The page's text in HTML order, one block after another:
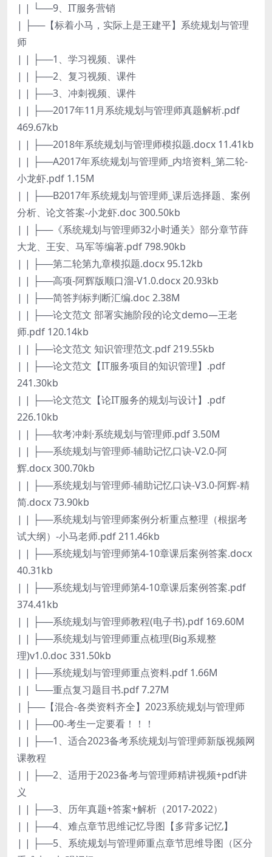
| | └──9、IT服务营销
| ├──【标着小马，实际上是王建平】系统规划与管理
师
| | ├──1、学习视频、课件
| | ├──2、复习视频、课件
| | ├──3、冲刺视频、课件
| | ├──2017年11月系统规划与管理师真题解析.pdf
469.67kb
| | ├──2018年系统规划与管理师模拟题.docx 11.41kb
| | ├──A2017年系统规划与管理师_内培资料_第二轮-
小龙虾.pdf 1.15M
| | ├──B2017年系统规划与管理师_课后选择题、案例
分析、论文答案-小龙虾.doc 300.50kb
| | ├──《系统规划与管理师32小时通关》部分章节薛
大龙、王安、马军等编著.pdf 798.90kb
| | ├──第二轮第九章模拟题.docx 95.12kb
| | ├──高项-阿辉版顺口溜-V1.0.docx 20.93kb
| | ├──简答判标判断汇编.doc 2.38M
| | ├──论文范文 部署实施阶段的论文demo—王老
师.pdf 120.14kb
| | ├──论文范文 知识管理范文.pdf 219.55kb
| | ├──论文范文【IT服务项目的知识管理】.pdf
241.30kb
| | ├──论文范文【论IT服务的规划与设计】.pdf
226.10kb
| | ├──软考冲刺·系统规划与管理师.pdf 3.50M
| | ├──系统规划与管理师-辅助记忆口诀-V2.0-阿
辉.docx 300.70kb
| | ├──系统规划与管理师-辅助记忆口诀-V3.0-阿辉-精
简.docx 73.90kb
| | ├──系统规划与管理师案例分析重点整理（根据考
试大纲）-小马老师.pdf 211.46kb
| | ├──系统规划与管理师第4-10章课后案例答案.docx
40.31kb
| | ├──系统规划与管理师第4-10章课后案例答案.pdf
374.41kb
| | ├──系统规划与管理师教程(电子书).pdf 169.60M
| | ├──系统规划与管理师重点梳理(Big系规整
理)v1.0.doc 331.50kb
| | ├──系统规划与管理师重点资料.pdf 1.66M
| | └──重点复习题目书.pdf 7.27M
| ├──【混合-各类资料齐全】2023系统规划与管理师
| | ├──00-考生一定要看！！！
| | ├──1、适合2023备考系统规划与管理师新版视频网
课教程
| | ├──2、适用于2023备考与管理师精讲视频+pdf讲
义
| | ├──3、历年真题+答案+解析（2017-2022）
| | ├──4、难点章节思维记忆导图【多背多记忆】
| | ├──5、系统规划与管理师重点章节思维导图（区分